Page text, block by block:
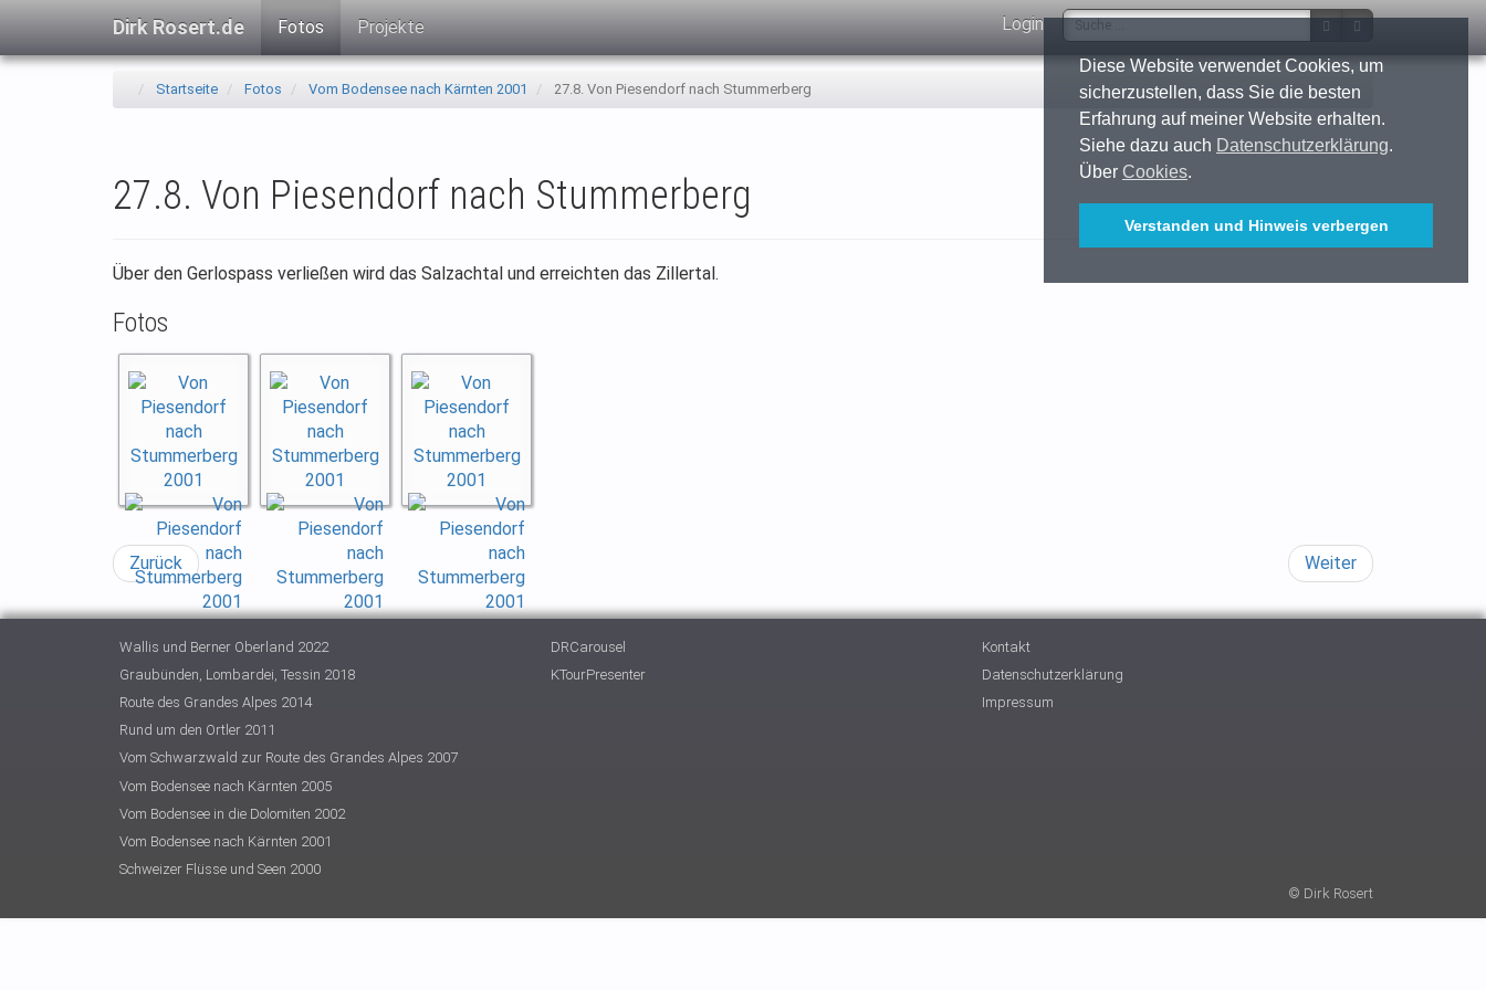
Diese Website verwendet Cookies, um
sicherzustellen, dass Sie die besten
Erfahrung auf meiner Website erhalten.
Siehe dazu auch Datenschutzerklärung.
Über Cookies.
Verstanden und Hinweis verbergen
Dirk Rosert.de Fotos Projekte Login
Startseite Fotos Vom Bodensee nach Kärnten 2001 27.8. Von Piesendorf nach Stummerberg
27.8. Von Piesendorf nach Stummerberg
Über den Gerlospass verließen wird das Salzachtal und erreichten das Zillertal.
Fotos
Zurück Weiter
Wallis und Berner Oberland 2022
Graubünden, Lombardei, Tessin 2018
Route des Grandes Alpes 2014
Rund um den Ortler 2011
Vom Schwarzwald zur Route des Grandes Alpes 2007
Vom Bodensee nach Kärnten 2005
Vom Bodensee in die Dolomiten 2002
Vom Bodensee nach Kärnten 2001
Schweizer Flüsse und Seen 2000
DRCarousel
KTourPresenter
Kontakt
Datenschutzerklärung
Impressum
© Dirk Rosert